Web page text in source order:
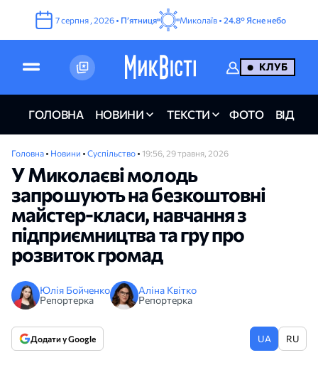
7серпня , 2026 • Пʼятниця Миколаїв • 24.8° Ясне небо
КЛУБ
ГОЛОВНА НОВИНИ ТЕКСТИ ФОТО ВІДЕО
Головна • Новини • Суспільство • 19:56, 29 травня, 2026
У Миколаєві молодь
запрошують на безкоштовні
майстер-класи, навчання з
підприємництва та гру про
розвиток громад
Юлія Бойченко
Репортерка
Аліна Квітко
Репортерка
Додати у Google UA RU